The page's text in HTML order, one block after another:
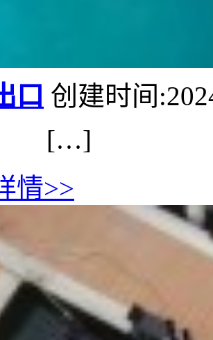
口 创建时间
情>>